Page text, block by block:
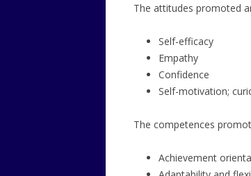
The attitudes promoted
Self-efficacy
Empathy
Confidence
Self-motivation;
The competences
Achievement